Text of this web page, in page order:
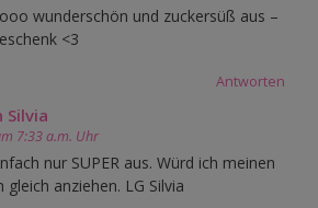
wunderschön und zuckersüß aus –
<3
Antworten
Silvia
7:33 a.m. Uhr
nur SUPER aus. Würd ich meinen
gleich anziehen. LG Silvia